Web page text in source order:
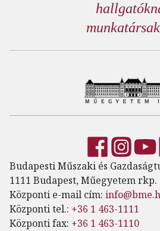
Budapesti Műszaki és
1111 Budapest, Műegyetem rkp.
Központi e-mail cím:
Központi tel.: +36 1 463-1111
Központi fax: +36 1 463-1110